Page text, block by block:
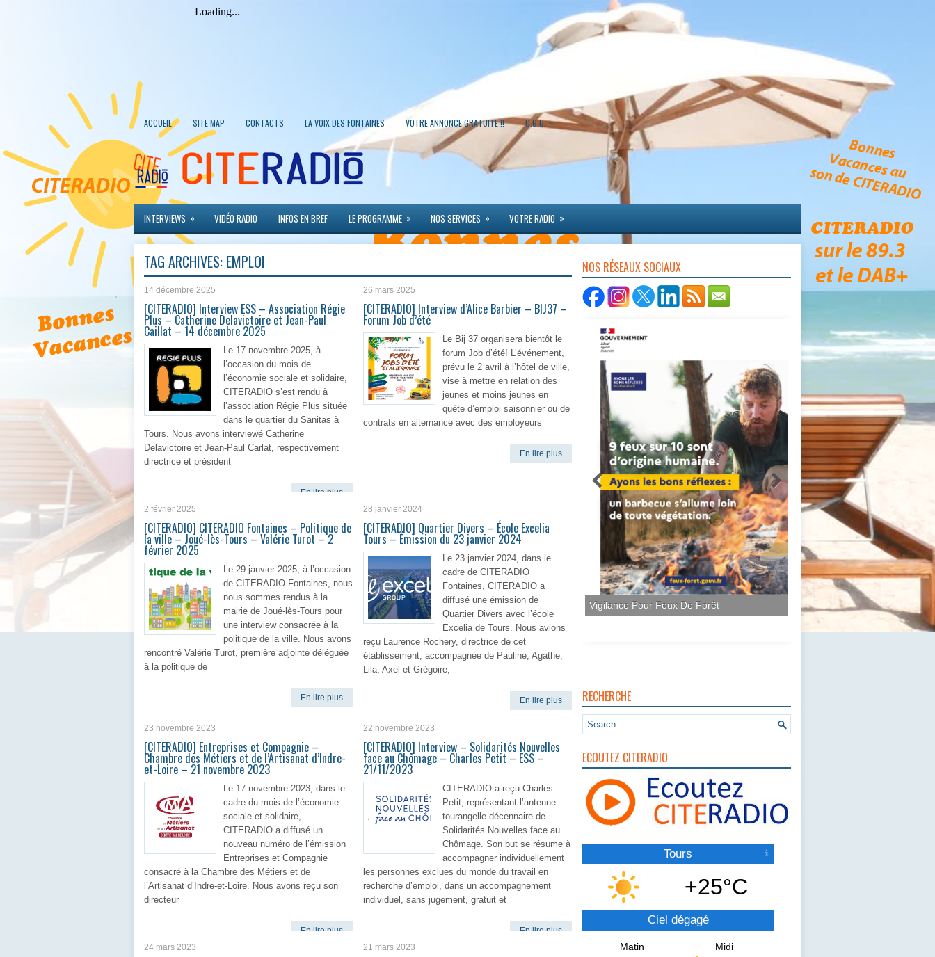
ACCUEIL SITE MAP CONTACTS LA VOIX DES FONTAINES VOTRE ANNONCE GRATUITE !! C.G.U. »
INTERVIEWS » VIDÉO RADIO INFOS EN BREF LE PROGRAMME » NOS SERVICES » VOTRE RADIO »
TAG ARCHIVES: EMPLOI
14 décembre 2025
[CITERADIO] Interview ESS – Association Régie
Plus – Catherine Delavictoire et Jean-Paul
Caillat – 14 décembre 2025
Le 17 novembre 2025, à
l’occasion du mois de
l’économie sociale et solidaire,
CITERADIO s’est rendu à
l’association Régie Plus située
dans le quartier du Sanitas à
Tours. Nous avons interviewé Catherine
Delavictoire et Jean-Paul Carlat, respectivement
directrice et président
En lire plus
26 mars 2025
[CITERADIO] Interview d’Alice Barbier – BIJ37 –
Forum Job d’été
Le Bij 37 organisera bientôt le
forum Job d’été! L’événement,
prévu le 2 avril à l’hôtel de ville,
vise à mettre en relation des
jeunes et moins jeunes en
quête d’emploi saisonnier ou de
contrats en alternance avec des employeurs
En lire plus
2 février 2025
[CITERADIO] CITERADIO Fontaines – Politique de
la ville – Joué-lès-Tours – Valérie Turot – 2
février 2025
Le 29 janvier 2025, à l’occasion
de CITERADIO Fontaines, nous
nous sommes rendus à la
mairie de Joué-lès-Tours pour
une interview consacrée à la
politique de la ville. Nous avons
rencontré Valérie Turot, première adjointe déléguée
à la politique de
En lire plus
28 janvier 2024
[CITERADIO] Quartier Divers – École Excelia
Tours – Émission du 23 janvier 2024
Le 23 janvier 2024, dans le
cadre de CITERADIO
Fontaines, CITERADIO a
diffusé une émission de
Quartier Divers avec l’école
Excelia de Tours. Nous avions
reçu Laurence Rochery, directrice de cet
établissement, accompagnée de Pauline, Agathe,
Lila, Axel et Grégoire,
En lire plus
23 novembre 2023
[CITERADIO] Entreprises et Compagnie –
Chambre des Métiers et de l’Artisanat d’Indre-
et-Loire – 21 novembre 2023
Le 17 novembre 2023, dans le
cadre du mois de l’économie
sociale et solidaire,
CITERADIO a diffusé un
nouveau numéro de l’émission
Entreprises et Compagnie
consacré à la Chambre des Métiers et de
l’Artisanat d’Indre-et-Loire. Nous avons reçu son
directeur
En lire plus
22 novembre 2023
[CITERADIO] Interview – Solidarités Nouvelles
face au Chômage – Charles Petit – ESS –
21/11/2023
CITERADIO a reçu Charles
Petit, représentant l’antenne
tourangelle décennaire de
Solidarités Nouvelles face au
Chômage. Son but se résume à
accompagner individuellement
les personnes exclues du monde du travail en
recherche d’emploi, dans un accompagnement
individuel, sans jugement, gratuit et
En lire plus
24 mars 2023
21 mars 2023
NOS RÉSEAUX SOCIAUX
Vigilance Pour Feux De Forêt
RECHERCHE
ECOUTEZ CITERADIO
Tours
+25°C
Ciel dégagé
Matin Midi